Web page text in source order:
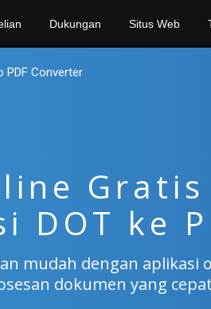
Dukungan Situs Web
PDF Converter
DOT ke
mudah dengan aplikasi
dokumen yang